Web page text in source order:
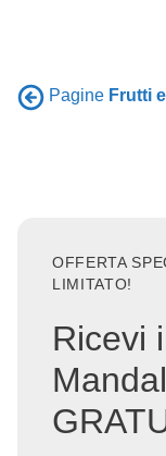
Pagine Frutti
OFFERTA
LIMITATO!
Ricevi